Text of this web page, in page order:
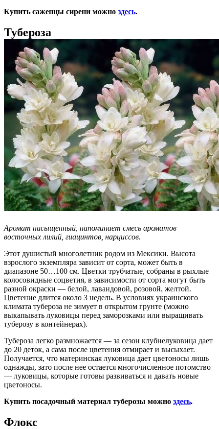
Купить саженцы сирени можно здесь.
Тубероза
Аромат насыщенный, напоминает смесь ароматов
восточных лилий, гиацинтов, нарциссов.
Этот душистый многолетник родом из Мексики. Высота
взрослого экземпляра зависит от сорта, может быть в
диапазоне 50…100 см. Цветки трубчатые, собраны в рыхлые
колосовидные соцветия, в зависимости от сорта могут быть
разной окраски — белой, лавандовой, розовой, желтой.
Цветение длится около 3 недель. В условиях украинского
климата тубероза не зимует в открытом грунте (можно
выкапывать луковицы перед заморозками или выращивать
туберозу в контейнерах).
Тубероза легко размножается — за сезон клубнелуковица дает
до 20 деток, а сама после цветения отмирает и высыхает.
Получается, что материнская луковица дает цветоносы лишь
однажды, зато после нее остается многочисленное потомство
— луковицы, которые готовы развиваться и давать новые
цветоносы.
Купить посадочный материал туберозы можно здесь.
Флокс